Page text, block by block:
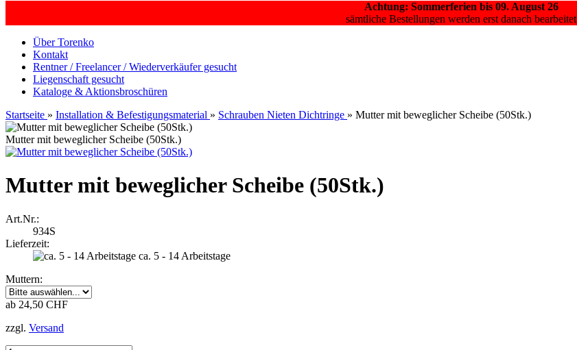
Achtung: Sommerferien bis 09. August 26
sämtliche Bestellungen werden erst danach bearbeitet
Über Torenko
Kontakt
Rentner / Freelancer / Wiederverkäufer gesucht
Liegenschaft gesucht
Kataloge & Aktionsbroschüren
Startseite » Installation & Befestigungsmaterial » Schrauben Nieten Dichtringe » Mutter mit beweglicher Scheibe (50Stk.)
Mutter mit beweglicher Scheibe (50Stk.)
Mutter mit beweglicher Scheibe (50Stk.)
Art.Nr.:
934S
Lieferzeit:
ca. 5 - 14 Arbeitstage
Muttern:
ab 24,50 CHF
zzgl. Versand